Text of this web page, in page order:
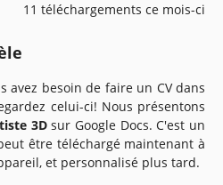
11 téléchargements ce mois-ci
avez besoin de faire un CV dans
celui-ci! Nous présentons
3Dsur Google Docs. C'est un
être téléchargé maintenant à
et personnalisé plus tard.